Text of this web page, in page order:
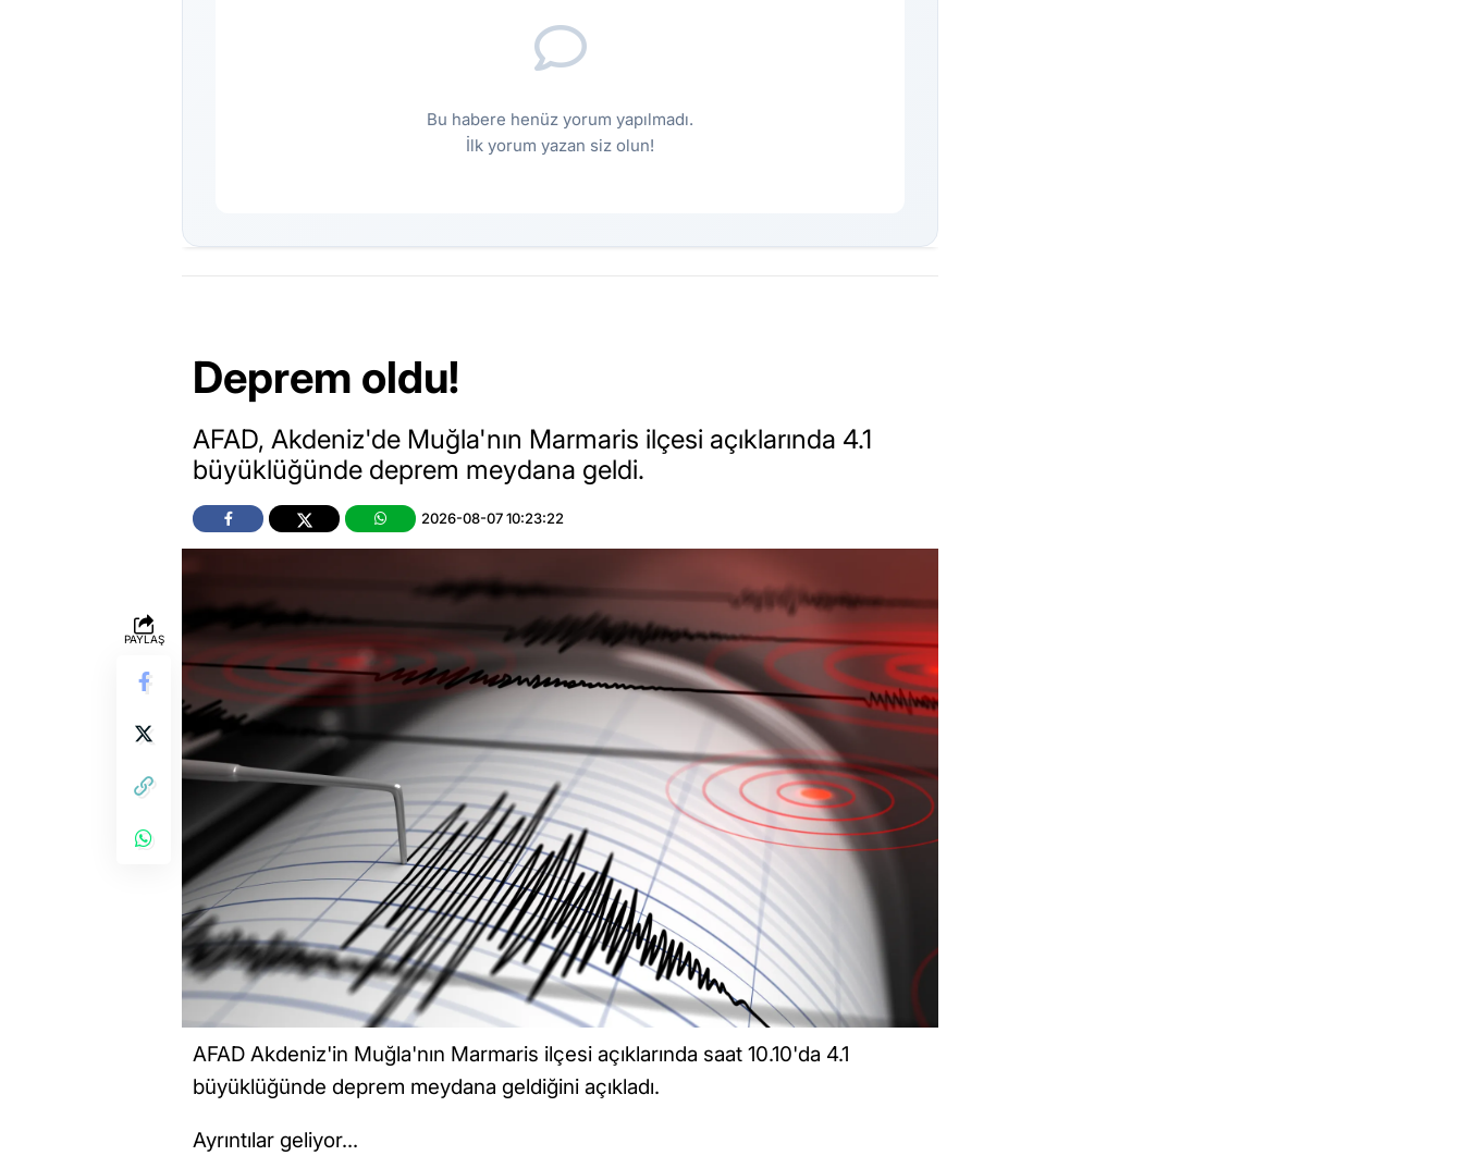
Bu habere henüz yorum yapılmadı.
İlk yorum yazan siz olun!
PAYLAŞ
Deprem oldu!
AFAD, Akdeniz'de Muğla'nın Marmaris ilçesi açıklarında 4.1
büyüklüğünde deprem meydana geldi.
2026-08-07 10:23:22
AFAD Akdeniz'in Muğla'nın Marmaris ilçesi açıklarında saat 10.10'da 4.1
büyüklüğünde deprem meydana geldiğini açıkladı.
Ayrıntılar geliyor...